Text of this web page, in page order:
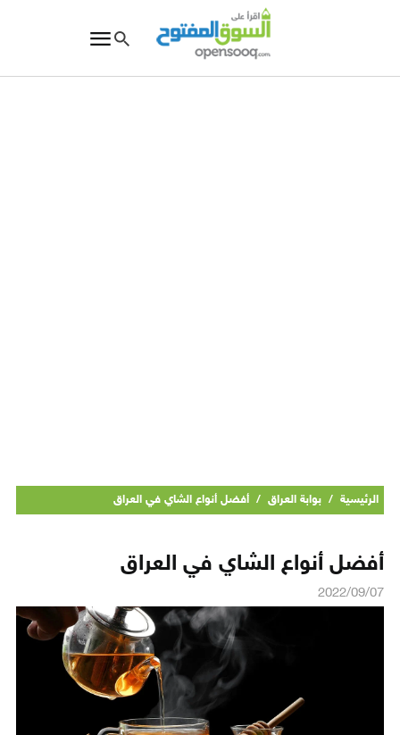
الرئيسية / بوابة العراق / أفضل أنواع الشاي في العراق
أفضل أنواع الشاي في العراق
2022/09/07